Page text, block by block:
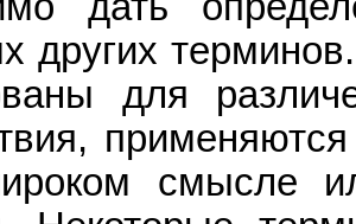
других
для
смысле